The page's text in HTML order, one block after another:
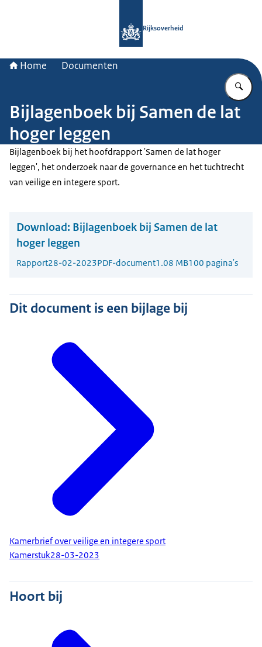
Rijksoverheid
Home Documenten
Bijlagenboek bij Samen de lat
hoger leggen
Bijlagenboek bij het hoofdrapport 'Samen de lat hoger
leggen', het onderzoek naar de governance en het tuchtrecht
van veilige en integere sport.
Download: Bijlagenboek bij Samen de lat
hoger leggen
Rapport28-02-2023PDF-document1.08 MB100 pagina's
Dit document is een bijlage bij
Kamerbrief over veilige en integere sport
Kamerstuk28-03-2023
Hoort bij